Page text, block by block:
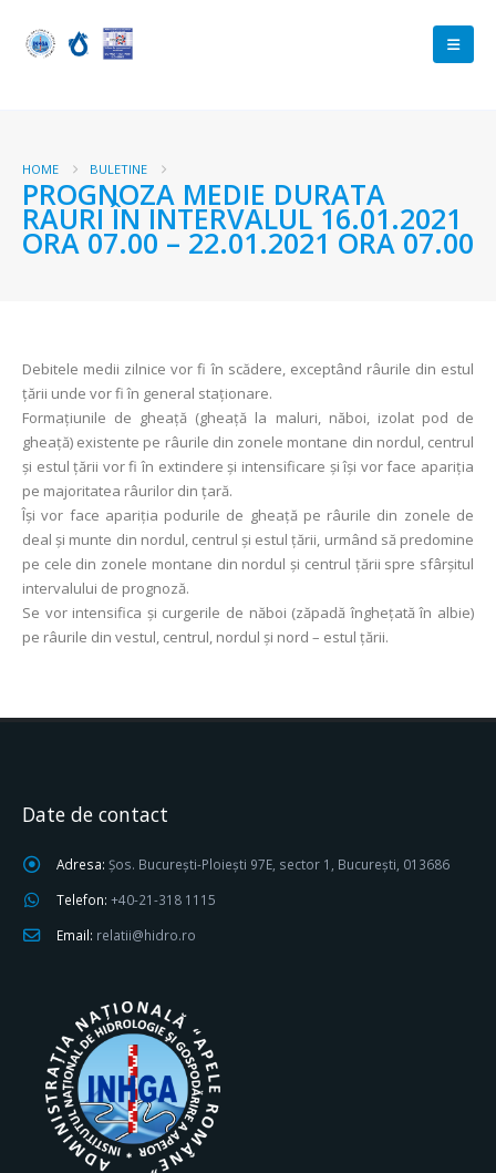
HOME BULETINE
PROGNOZA MEDIE DURATA
RAURI ÎN INTERVALUL 16.01.2021
ORA 07.00 – 22.01.2021 ORA 07.00
Debitele medii zilnice vor fi în scădere, exceptând râurile din estul
țării unde vor fi în general staționare.
Formațiunile de gheață (gheață la maluri, năboi, izolat pod de
gheață) existente pe râurile din zonele montane din nordul, centrul
și estul țării vor fi în extindere şi intensificare şi îşi vor face apariţia
pe majoritatea râurilor din țară.
Își vor face apariția podurile de gheață pe râurile din zonele de
deal și munte din nordul, centrul și estul țării, urmând să predomine
pe cele din zonele montane din nordul și centrul țării spre sfârșitul
intervalului de prognoză.
Se vor intensifica și curgerile de năboi (zăpadă înghețată în albie)
pe râurile din vestul, centrul, nordul și nord – estul țării.
Date de contact
Adresa: Șos. București-Ploiești 97E, sector 1, București, 013686
Telefon: +40-21-318 1115
Email: relatii@hidro.ro